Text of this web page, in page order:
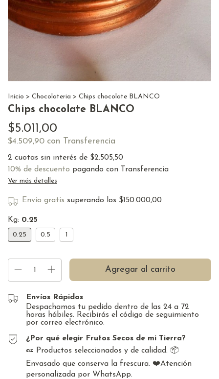
Inicio > Chocolateria > Chips chocolate BLANCO
Chips chocolate BLANCO
$5.011,00
$4.509,90 con Transferencia
2 cuotas sin interés de $2.505,50
10% de descuento pagando con Transferencia
Ver más detalles
Envío gratis superando los $150.000,00
Kg: 0.25
0.25 0.5 1
Envíos Rápidos
Despachamos tu pedido dentro de las 24 a 72
horas hábiles. Recibirás el código de seguimiento
por correo electrónico.
¿Por qué elegir Frutos Secos de mi Tierra?
🥜 Productos seleccionados y de calidad. 📦
Envasado que conserva la frescura. ❤️Atención
personalizada por WhatsApp.